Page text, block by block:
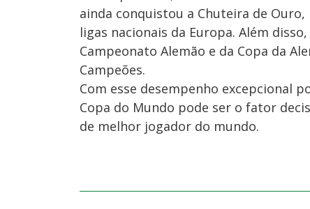
ainda conquistou a Chuteira de
ligas nacionais da Europa. Além
Campeonato Alemão e da Copa da
Campeões.
Com esse desempenho excepcional
Copa do Mundo pode ser o fator
de melhor jogador do mundo.